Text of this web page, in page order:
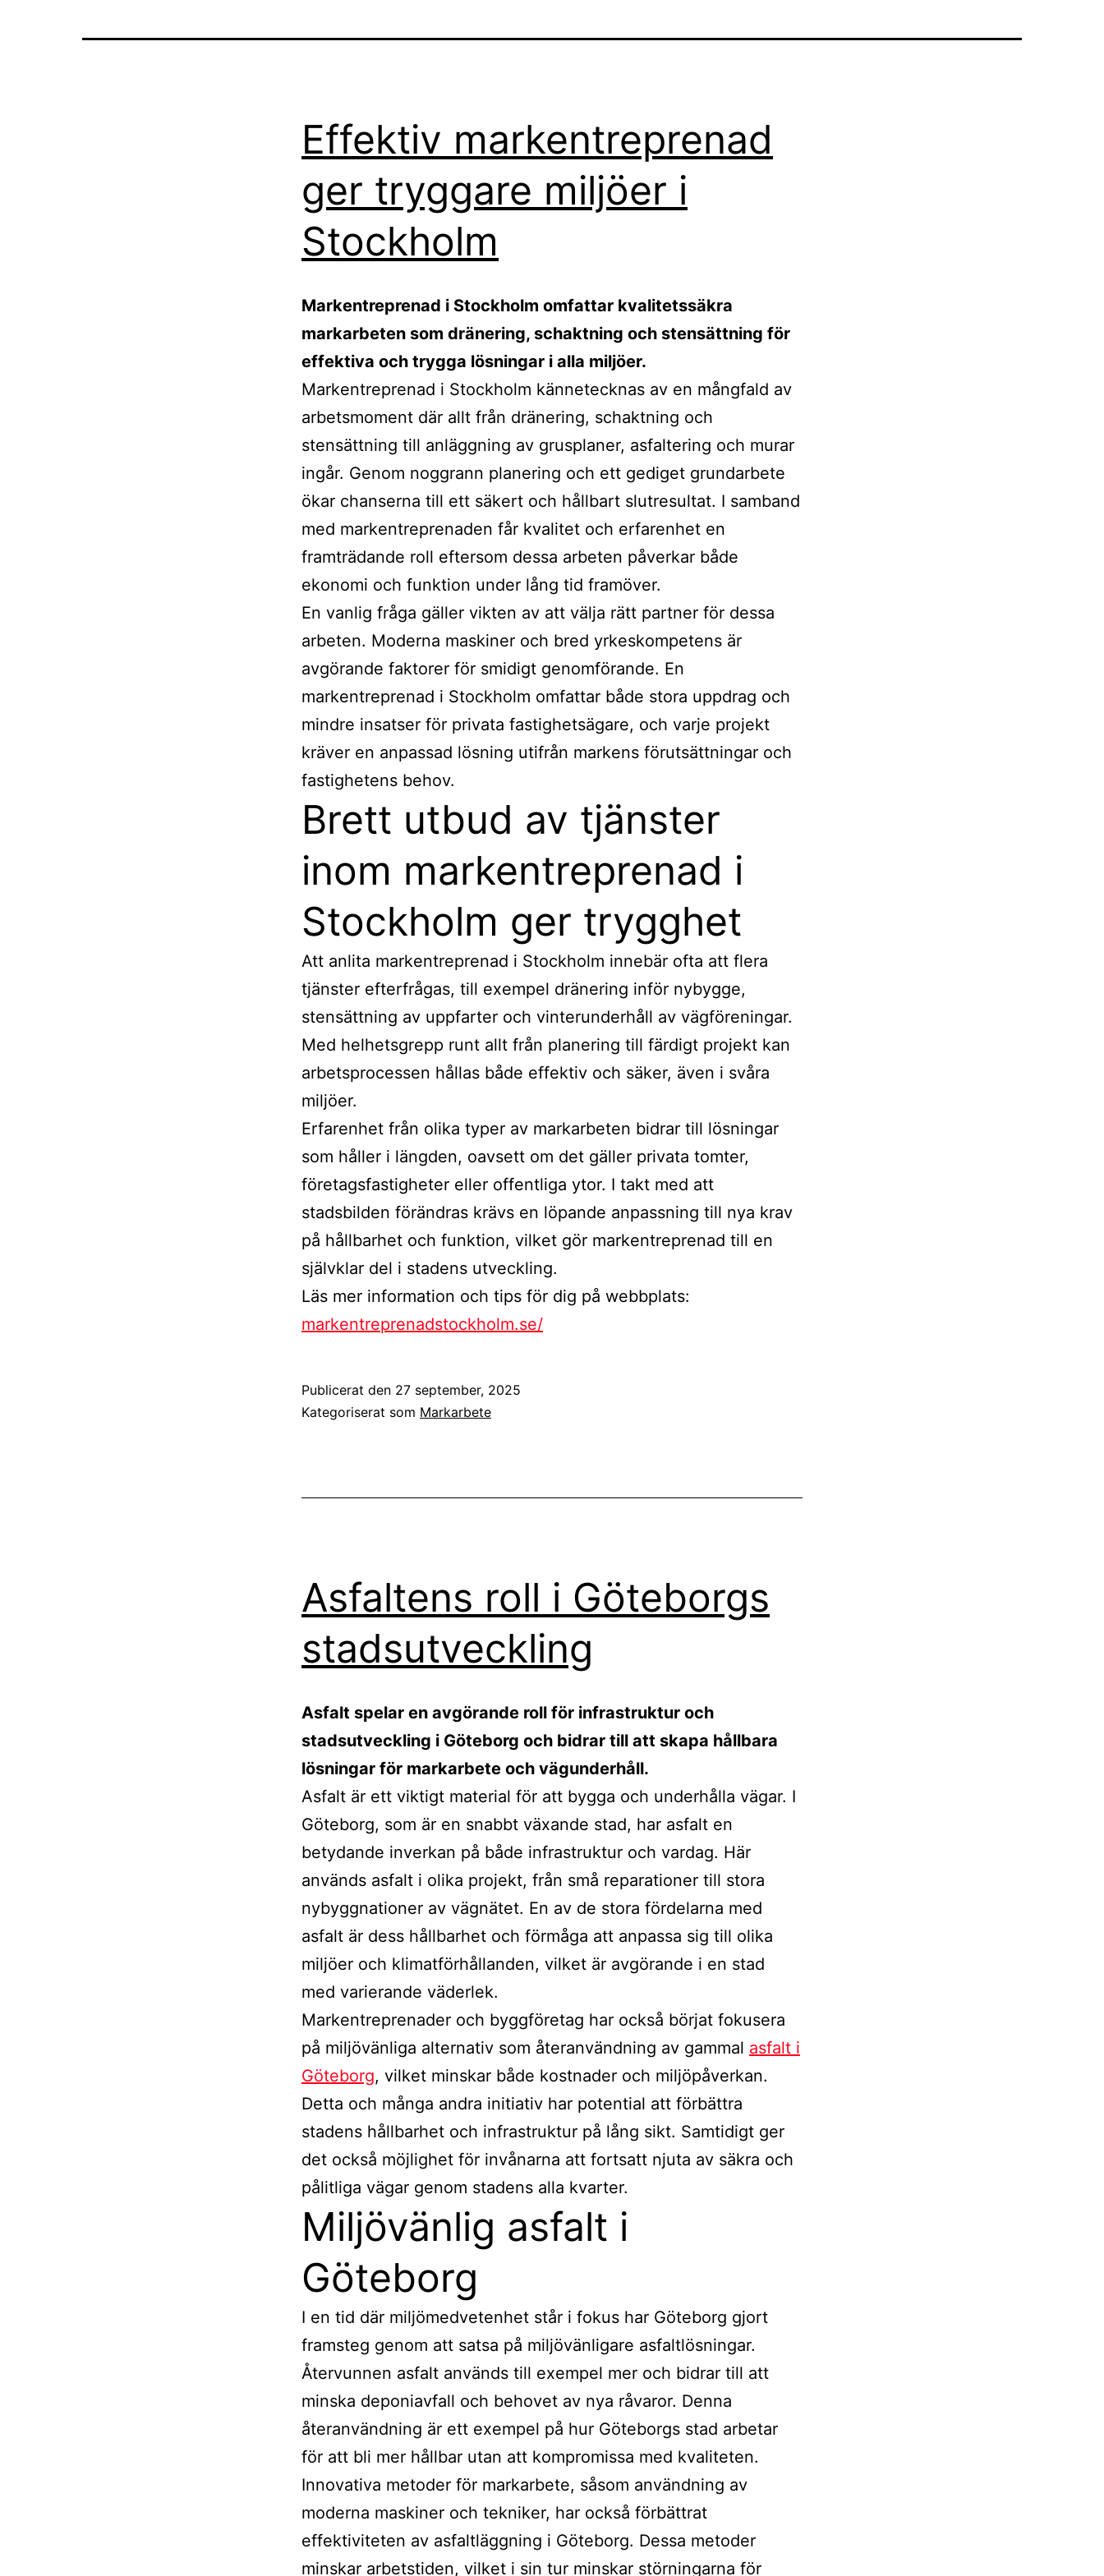
Effektiv markentreprenad
ger tryggare miljöer i
Stockholm
Markentreprenad i Stockholm omfattar kvalitetssäkra
markarbeten som dränering, schaktning och stensättning för
effektiva och trygga lösningar i alla miljöer.
Markentreprenad i Stockholm kännetecknas av en mångfald av
arbetsmoment där allt från dränering, schaktning och
stensättning till anläggning av grusplaner, asfaltering och murar
ingår. Genom noggrann planering och ett gediget grundarbete
ökar chanserna till ett säkert och hållbart slutresultat. I samband
med markentreprenaden får kvalitet och erfarenhet en
framträdande roll eftersom dessa arbeten påverkar både
ekonomi och funktion under lång tid framöver.
En vanlig fråga gäller vikten av att välja rätt partner för dessa
arbeten. Moderna maskiner och bred yrkeskompetens är
avgörande faktorer för smidigt genomförande. En
markentreprenad i Stockholm omfattar både stora uppdrag och
mindre insatser för privata fastighetsägare, och varje projekt
kräver en anpassad lösning utifrån markens förutsättningar och
fastighetens behov.
Brett utbud av tjänster
inom markentreprenad i
Stockholm ger trygghet
Att anlita markentreprenad i Stockholm innebär ofta att flera
tjänster efterfrågas, till exempel dränering inför nybygge,
stensättning av uppfarter och vinterunderhåll av vägföreningar.
Med helhetsgrepp runt allt från planering till färdigt projekt kan
arbetsprocessen hållas både effektiv och säker, även i svåra
miljöer.
Erfarenhet från olika typer av markarbeten bidrar till lösningar
som håller i längden, oavsett om det gäller privata tomter,
företagsfastigheter eller offentliga ytor. I takt med att
stadsbilden förändras krävs en löpande anpassning till nya krav
på hållbarhet och funktion, vilket gör markentreprenad till en
självklar del i stadens utveckling.
Läs mer information och tips för dig på webbplats:
markentreprenadstockholm.se/
Publicerat den 27 september, 2025
Kategoriserat som Markarbete
Asfaltens roll i Göteborgs
stadsutveckling
Asfalt spelar en avgörande roll för infrastruktur och
stadsutveckling i Göteborg och bidrar till att skapa hållbara
lösningar för markarbete och vägunderhåll.
Asfalt är ett viktigt material för att bygga och underhålla vägar. I
Göteborg, som är en snabbt växande stad, har asfalt en
betydande inverkan på både infrastruktur och vardag. Här
används asfalt i olika projekt, från små reparationer till stora
nybyggnationer av vägnätet. En av de stora fördelarna med
asfalt är dess hållbarhet och förmåga att anpassa sig till olika
miljöer och klimatförhållanden, vilket är avgörande i en stad
med varierande väderlek.
Markentreprenader och byggföretag har också börjat fokusera
på miljövänliga alternativ som återanvändning av gammal asfalt i
Göteborg, vilket minskar både kostnader och miljöpåverkan.
Detta och många andra initiativ har potential att förbättra
stadens hållbarhet och infrastruktur på lång sikt. Samtidigt ger
det också möjlighet för invånarna att fortsatt njuta av säkra och
pålitliga vägar genom stadens alla kvarter.
Miljövänlig asfalt i
Göteborg
I en tid där miljömedvetenhet står i fokus har Göteborg gjort
framsteg genom att satsa på miljövänligare asfaltlösningar.
Återvunnen asfalt används till exempel mer och bidrar till att
minska deponiavfall och behovet av nya råvaror. Denna
återanvändning är ett exempel på hur Göteborgs stad arbetar
för att bli mer hållbar utan att kompromissa med kvaliteten.
Innovativa metoder för markarbete, såsom användning av
moderna maskiner och tekniker, har också förbättrat
effektiviteten av asfaltläggning i Göteborg. Dessa metoder
minskar arbetstiden, vilket i sin tur minskar störningarna för